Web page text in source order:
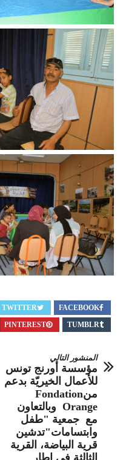
FACEBOOK
TWITTER
TUMBLR
PINTEREST
المنشور التالي
مؤسسة أورنج تونس
للأعمال الخيريّة بدعم
منFondation
Orange وبالتعاون
مع جمعية "طفل
وابتسامات"تدشين
قرية البياضة، القرية